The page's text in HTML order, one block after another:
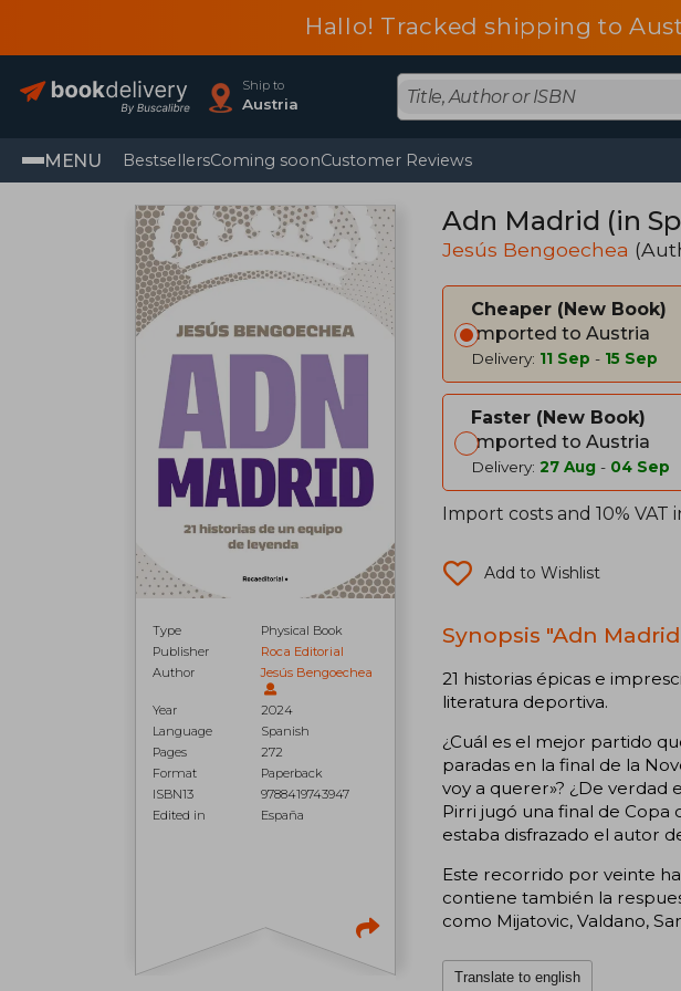
Hallo! Tracked shipping to
Ship to
Austria
MENU BestsellersComing soonCustomer Reviews
Type
Physical Book
Publisher
Roca Editorial
Author
Jesús Bengoechea
Year
2024
Language
Spanish
Pages
272
Format
Paperback
ISBN13
9788419743947
Edited in
España
Adn Madrid (in
Jesús Bengoechea
Cheaper
New Book
Imported to Austria
Delivery: 11 Sep - 15 Sep
Faster
New Book
Imported to Austria
Delivery: 27 Aug - 04 Sep
Import costs and 10%
Add to Wishlist
Synopsis "Adn
21 historias épicas e
literatura deportiva.
¿Cuál es el mejor partido
paradas en la final de la
voy a querer»? ¿De verdad
Pirri jugó una final de Copa
estaba disfrazado el autor
Este recorrido por veinte
contiene también la
como Mijatovic, Valdano,
Translate to english